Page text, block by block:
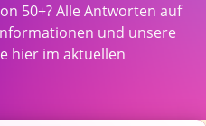
50+? Alle Antworten auf
und unsere
hier im aktuellen